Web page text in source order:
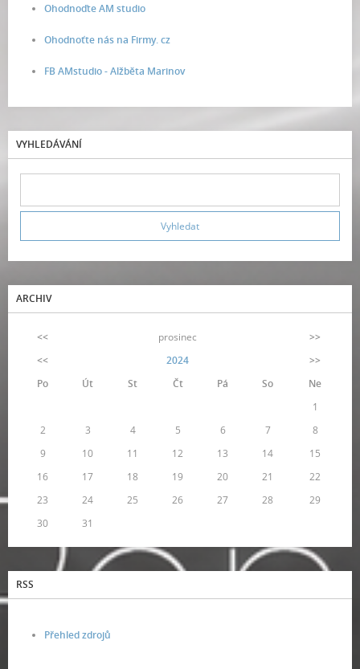
Ohodnoďte AM studio
Ohodnoťte nás na Firmy. cz
FB AMstudio - Alžběta Marinov
VYHLEDÁVÁNÍ
ARCHIV
<< prosinec
>>
<<
2024
>>
Po
Út St Čt Pá So
Ne
1
2
3 4 5 6 7
8
9
10 11 12 13 14
15
16
17 18 19 20 21
22
23
24 25 26 27 28
29
30
31
RSS
Přehled zdrojů